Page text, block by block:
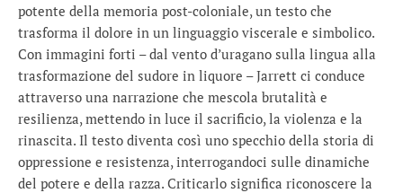
potente della memoria post-coloniale, un testo che
trasforma il dolore in un linguaggio viscerale e simbolico.
Con immagini forti – dal vento d’uragano sulla lingua alla
trasformazione del sudore in liquore – Jarrett ci conduce
attraverso una narrazione che mescola brutalità e
resilienza, mettendo in luce il sacrificio, la violenza e la
rinascita. Il testo diventa così uno specchio della storia di
oppressione e resistenza, interrogandoci sulle dinamiche
del potere e della razza. Criticarlo significa riconoscere la